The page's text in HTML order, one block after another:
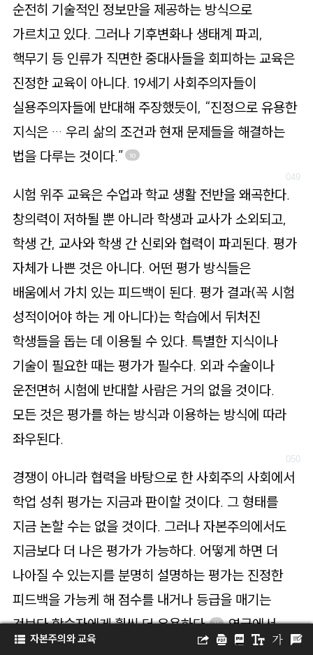
순전히 기술적인 정보만을 제공하는 방식으로
가르치고 있다. 그러나 기후변화나 생태계 파괴,
핵무기 등 인류가 직면한 중대사들을 회피하는 교육은
진정한 교육이 아니다. 19세기 사회주의자들이
실용주의자들에 반대해 주장했듯이, “진정으로 유용한
지식은 … 우리 삶의 조건과 현재 문제들을 해결하는
법을 다루는 것이다.”
10
시험 위주 교육은 수업과 학교 생활 전반을 왜곡한다.
창의력이 저하될 뿐 아니라 학생과 교사가 소외되고,
학생 간, 교사와 학생 간 신뢰와 협력이 파괴된다. 평가
자체가 나쁜 것은 아니다. 어떤 평가 방식들은
배움에서 가치 있는 피드백이 된다. 평가 결과(꼭 시험
성적이어야 하는 게 아니다)는 학습에서 뒤처진
학생들을 돕는 데 이용될 수 있다. 특별한 지식이나
기술이 필요한 때는 평가가 필수다. 외과 수술이나
운전면허 시험에 반대할 사람은 거의 없을 것이다.
모든 것은 평가를 하는 방식과 이용하는 방식에 따라
좌우된다.
경쟁이 아니라 협력을 바탕으로 한 사회주의 사회에서
학업 성취 평가는 지금과 판이할 것이다. 그 형태를
지금 논할 수는 없을 것이다. 그러나 자본주의에서도
지금보다 더 나은 평가가 가능하다. 어떻게 하면 더
나아질 수 있는지를 분명히 설명하는 평가는 진정한
피드백을 가능케 해 점수를 내거나 등급을 매기는
것보다 학습자에게 훨씬 더 유용하다.
11
영국에서
‘배움을 위한 평가
’ 운동을
자본주의와 교육